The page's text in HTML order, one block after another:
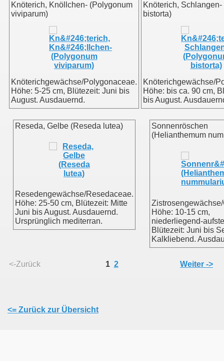
Knöterich, Knöllchen- (Polygonum
viviparum)
Knöterichgewächse/Polygonaceae.
Höhe: 5-25 cm, Blütezeit: Juni bis
August. Ausdauernd.
Knöterich,
bistorta)
Knöterichgewächse/
Höhe: bis ca. 90 cm,
bis August.
Reseda, Gelbe (Reseda lutea)
Resedengewächse/Resedaceae.
Höhe: 25-50 cm, Blütezeit: Mitte
Juni bis August. Ausdauernd.
Ursprünglich mediterran.
Sonnenröschen
(Helianthemum
Höhe: 10-15 cm,
niederliegend-
Blütezeit: Juni bis
Kalkliebend.
<-Zurück 1 2 Weiter ->
<= Zurück zur Übersicht